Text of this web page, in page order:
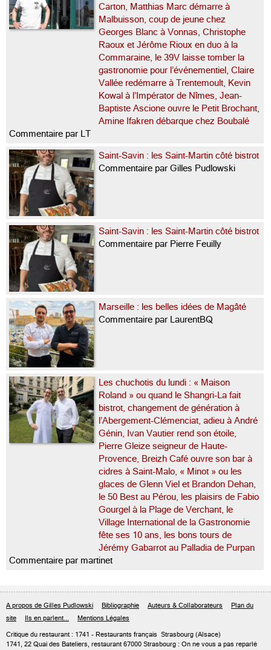
Carton, Matthias Marc démarre à
Malbuisson, coup de jeune chez
Georges Blanc à Vonnas, Christophe
Raoux et Jérôme Rioux en duo à la
Commaraine, le 39V laisse tomber la
gastronomie pour l’événementiel, Claire
Vallée redémarre à Trentemoult, Kevin
Kowal à l’Impérator de Nîmes, Jean-
Baptiste Ascione ouvre le Petit Brochant,
Amine Ifakren débarque chez Boubalé
Commentaire par LT
Saint-Savin : les Saint-Martin côté bistrot
Commentaire par Gilles Pudlowski
Saint-Savin : les Saint-Martin côté bistrot
Commentaire par Pierre Feuilly
Marseille : les belles idées de Magâté
Commentaire par LaurentBQ
Les chuchotis du lundi : « Maison
Roland » ou quand le Shangri-La fait
bistrot, changement de génération à
l’Abergement-Clémenciat, adieu à André
Génin, Ivan Vautier rend son étoile,
Pierre Gleize seigneur de Haute-
Provence, Breizh Café ouvre son bar à
cidres à Saint-Malo, « Minot » ou les
glaces de Glenn Viel et Brandon Dehan,
le 50 Best au Pérou, les plaisirs de Fabio
Gourgel à la Plage de Verchant, le
Village International de la Gastronomie
fête ses 10 ans, les bons tours de
Jérémy Gabarrot au Palladia de Purpan
Commentaire par martinet
A propos de Gilles Pudlowski Bibliographie Auteurs & Collaborateurs
Plan du
site
Ils en parlent... Mentions Légales
Critique du restaurant : 1741 - Restaurants français Strasbourg (Alsace)
1741, 22 Quai des Bateliers, restaurant 67000 Strasbourg : On ne vous a pas reparlé